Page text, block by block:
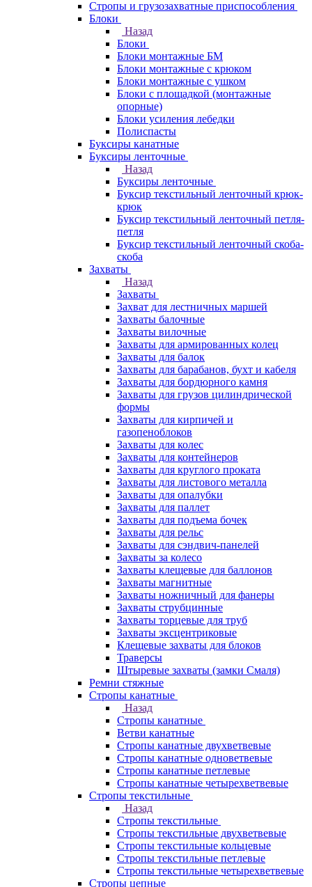
Стропы и грузозахватные приспособления
Блоки
Назад
Блоки
Блоки монтажные БМ
Блоки монтажные с крюком
Блоки монтажные с ушком
Блоки с площадкой (монтажные
опорные)
Блоки усиления лебедки
Полиспасты
Буксиры канатные
Буксиры ленточные
Назад
Буксиры ленточные
Буксир текстильный ленточный крюк-
крюк
Буксир текстильный ленточный петля-
петля
Буксир текстильный ленточный скоба-
скоба
Захваты
Назад
Захваты
Захват для лестничных маршей
Захваты балочные
Захваты вилочные
Захваты для армированных колец
Захваты для балок
Захваты для барабанов, бухт и кабеля
Захваты для бордюрного камня
Захваты для грузов цилиндрической
формы
Захваты для кирпичей и
газопеноблоков
Захваты для колес
Захваты для контейнеров
Захваты для круглого проката
Захваты для листового металла
Захваты для опалубки
Захваты для паллет
Захваты для подъема бочек
Захваты для рельс
Захваты для сэндвич-панелей
Захваты за колесо
Захваты клещевые для баллонов
Захваты магнитные
Захваты ножничный для фанеры
Захваты струбцинные
Захваты торцевые для труб
Захваты эксцентриковые
Клещевые захваты для блоков
Траверсы
Штыревые захваты (замки Смаля)
Ремни стяжные
Стропы канатные
Назад
Стропы канатные
Ветви канатные
Стропы канатные двухветвевые
Стропы канатные одноветвевые
Стропы канатные петлевые
Стропы канатные четырехветвевые
Стропы текстильные
Назад
Стропы текстильные
Стропы текстильные двухветвевые
Стропы текстильные кольцевые
Стропы текстильные петлевые
Стропы текстильные четырехветвевые
Стропы цепные